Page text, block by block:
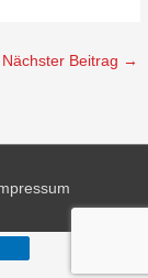
Nächster Beitrag →